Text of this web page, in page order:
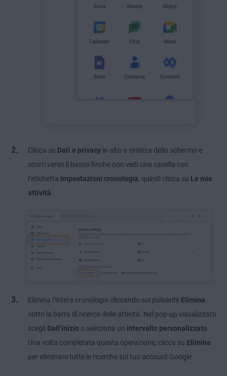
Clicca su Dati e privacy in alto a sinistra dello schermo e
scorri verso il basso finché non vedi una casella con
l’etichetta Impostazioni cronologia, quindi clicca su Le mie
attività.
Elimina l’intera cronologia cliccando sul pulsante Elimina
sotto la barra di ricerca delle attività. Nel pop-up visualizzato
scegli Dall’inizio o seleziona un intervallo personalizzato
Una volta completata questa operazione, clicca su Elimina
per eliminare tutte le ricerche sul tuo account Google.